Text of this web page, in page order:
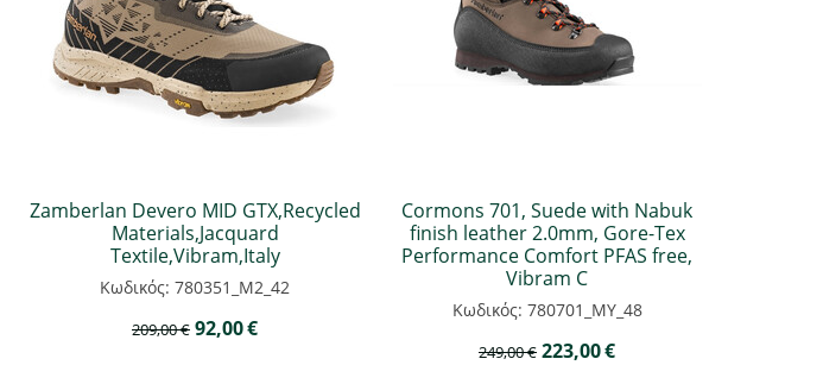
Zamberlan Devero MID GTX,Recycled
Materials,Jacquard
Textile,Vibram,Italy
Κωδικός: 780351_M2_42
209,00€ 92,00€
Cormons 701, Suede with Nabuk
finish leather 2.0mm, Gore-Tex
Performance Comfort PFAS free,
Vibram C
Κωδικός: 780701_MY_48
249,00€ 223,00€